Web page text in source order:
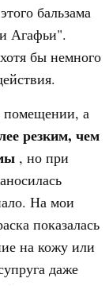
бальзама
Агафьи".
бы немного
помещении, а
резким, чем
, но при
На мои
показалась
на кожу или
даже